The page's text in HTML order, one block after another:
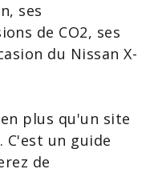
, ses
de CO2, ses
du Nissan X-
plus qu'un site
. C'est un guide
de